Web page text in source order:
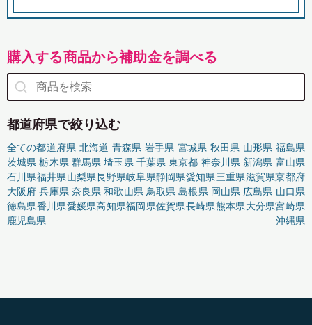
購入する商品から補助金を調べる
都道府県で絞り込む
全ての都道府県 北海道 青森県 岩手県 宮城県 秋田県 山形県 福島県
茨城県 栃木県 群馬県 埼玉県 千葉県 東京都 神奈川県 新潟県 富山県
石川県福井県山梨県長野県岐阜県静岡県愛知県三重県滋賀県京都府
大阪府 兵庫県 奈良県 和歌山県 鳥取県 島根県 岡山県 広島県 山口県
徳島県香川県愛媛県高知県福岡県佐賀県長崎県熊本県大分県宮崎県
鹿児島県
沖縄県